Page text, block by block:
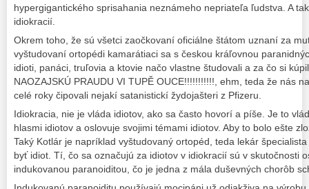
hypergigantického sprisahania neznámeho nepriateľa ľudstva. A
idiokracií.
Okrem toho, že sú všetci zaočkovaní oficiálne štátom uznaní za
vyštudovaní ortopédi kamarátiaci sa s českou kráľovnou
idioti, panáci, truľovia a ktovie načo vlastne študovali a za čo si
NAOZAJSKÚ PRAUDU VI TUPĚ OUCE!!!!!!!!!!!, ehm, teda že nás
celé roky čipovali nejakí satanistickí žydojašteri z Pfizeru.
Idiokracia, nie je vláda idiotov, ako sa často hovorí a píše. Je to
hlasmi idiotov a oslovuje svojimi témami idiotov. Aby to bolo ešte
Taký Kotlár je napríklad vyštudovaný ortopéd, teda lekár
byť idiot. Tí, čo sa označujú za idiotov v idiokracií sú v skutočnosti
indukovanou paranoiditou, čo je jedna z mála duševných chorôb